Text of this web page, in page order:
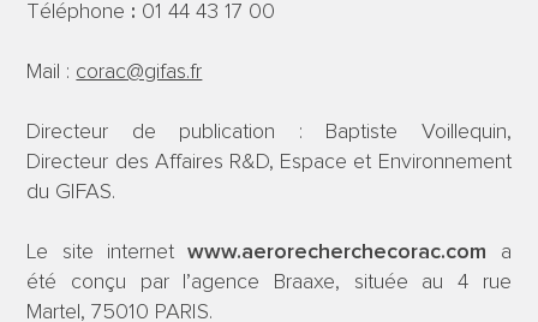
CONTACT
Téléphone : 01 44 43 17 00
Mail : corac@gifas.fr
Directeur de publication : Baptiste Voillequin,
Directeur des Affaires R&D, Espace et Environnement
du GIFAS.
Le site internetwww.aerorecherchecorac.com a
été conçu par l’agence Braaxe, située au 4 rue
Martel, 75010 PARIS.